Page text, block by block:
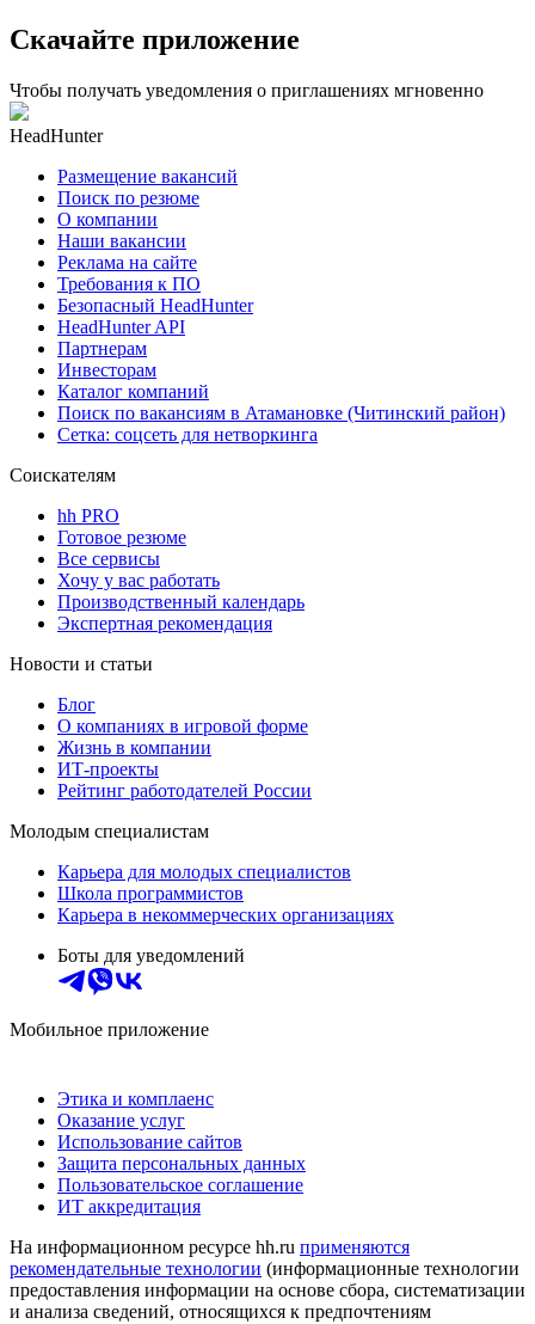
Скачайте приложение
Чтобы получать уведомления о приглашениях мгновенно
HeadHunter
Размещение вакансий
Поиск по резюме
О компании
Наши вакансии
Реклама на сайте
Требования к ПО
Безопасный HeadHunter
HeadHunter API
Партнерам
Инвесторам
Каталог компаний
Поиск по вакансиям в Атамановке (Читинский район)
Сетка: соцсеть для нетворкинга
Соискателям
hh PRO
Готовое резюме
Все сервисы
Хочу у вас работать
Производственный календарь
Экспертная рекомендация
Новости и статьи
Блог
О компаниях в игровой форме
Жизнь в компании
ИТ-проекты
Рейтинг работодателей России
Молодым специалистам
Карьера для молодых специалистов
Школа программистов
Карьера в некоммерческих организациях
Боты для уведомлений
Мобильное приложение
Этика и комплаенс
Оказание услуг
Использование сайтов
Защита персональных данных
Пользовательское соглашение
ИТ аккредитация
На информационном ресурсе hh.ru применяются
рекомендательные технологии (информационные технологии
предоставления информации на основе сбора, систематизации
и анализа сведений, относящихся к предпочтениям